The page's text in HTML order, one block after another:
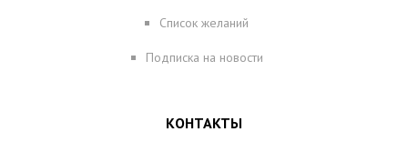
Список желаний
Подписка на новости
КОНТАКТЫ